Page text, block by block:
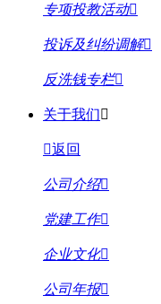
专项投教活动
投诉及纠纷调解
反洗钱专栏
关于我们
返回
公司介绍
党建工作
企业文化
公司年报